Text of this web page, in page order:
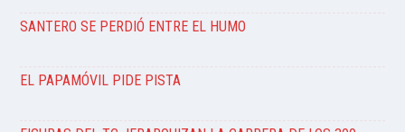
SANTERO SE PERDIÓ ENTRE EL HUMO
EL PAPAMÓVIL PIDE PISTA